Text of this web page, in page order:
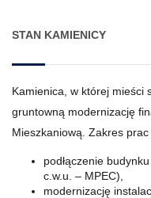
STAN KAMIENICY
Kamienica, w której mieści
gruntowną modernizację
Mieszkaniową. Zakres
podłączenie
c.w.u. – MPEC),
modernizację